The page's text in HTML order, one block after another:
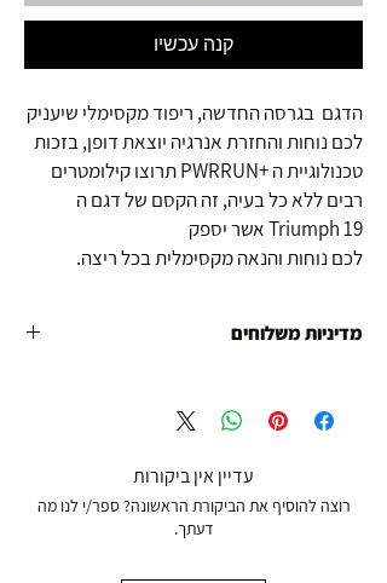
קנה עכשיו
הדגם בגרסה החדשה, ריפוד מקסימלי שיעניק
לכם נוחות והחזרת אנרגיה יוצאת דופן, בזכות
טכנולוגיית ה +PWRRUN תרוצו קילומטרים
רבים ללא כל בעיה, זה הקסם של דגם ה
Triumph 19 אשר יספק
לכם נוחות והנאה מקסימלית בכל ריצה.
מדיניות משלוחים
19.00 ₪
עדיין אין ביקורות
רוצה להוסיף את הביקורת הראשונה? ספר/י לנו מה
דעתך.